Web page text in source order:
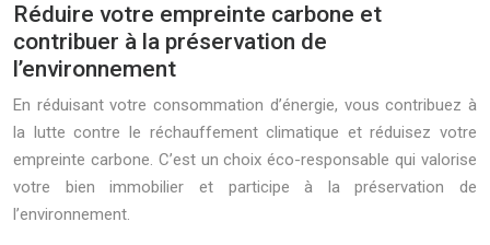
Réduire votre empreinte carbone et
contribuer à la préservation de
l’environnement
En réduisant votre consommation d’énergie, vous contribuez à
la lutte contre le réchauffement climatique et réduisez votre
empreinte carbone. C’est un choix éco-responsable qui valorise
votre bien immobilier et participe à la préservation de
l’environnement.